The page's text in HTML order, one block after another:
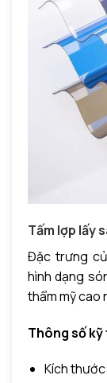
Tấm lợp lấy
Đặc trưng
hình dạng
thẩm mỹ cao
Thông số
Kích